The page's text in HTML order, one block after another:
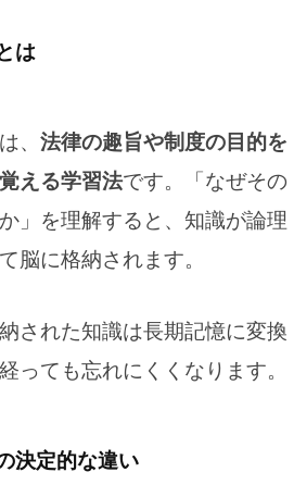
は
、 法律の趣旨や制度の目的を
える学習法です。「なぜその
」を理解すると、知識が論理
脳に格納されます。
された知識は長期記憶に変換
っても忘れにくくなります。
決定的な違い